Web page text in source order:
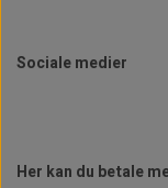
Sociale medier
Her kan du betale